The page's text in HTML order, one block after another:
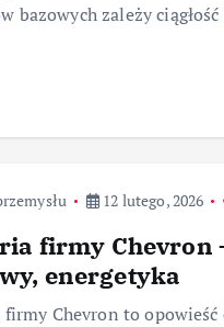
bazowych zależy
12 lutego, 2026
firmy Chevron
energetyka
Chevron to